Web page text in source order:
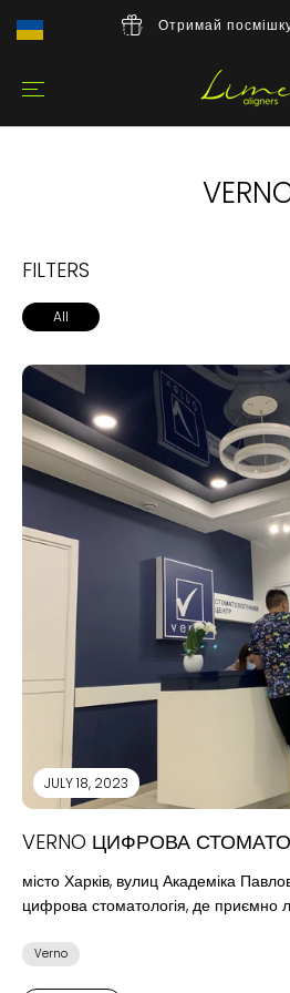
Отримай
FILTERS
All
JULY 18, 2023
VERNO ЦИФРОВА
місто Харків, вулиц Академіка
цифрова стоматологія, де приємно
Verno
Українська ▼